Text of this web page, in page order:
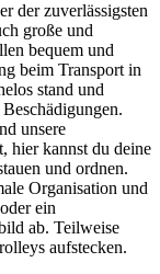
der zuverlässigsten
große und
bequem und
beim Transport in
stand und
unsere
hier kannst du deine
und ordnen.
Organisation und
ein
ab. Teilweise
aufstecken.